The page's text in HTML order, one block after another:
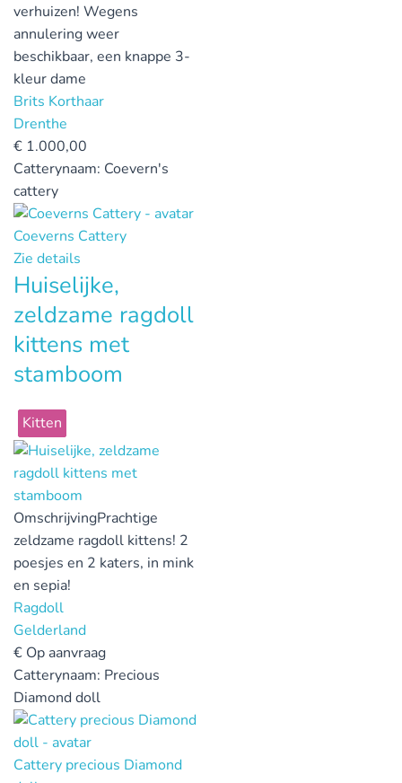
verhuizen! Wegens
annulering weer
beschikbaar, een knappe 3-
kleur dame
Brits Korthaar
Drenthe
€ 1.000,00
Catterynaam: Coevern's
cattery
Coeverns Cattery
Zie details
Huiselijke,
zeldzame ragdoll
kittens met
stamboom
Kitten
OmschrijvingPrachtige
zeldzame ragdoll kittens! 2
poesjes en 2 katers, in mink
en sepia!
Ragdoll
Gelderland
€ Op aanvraag
Catterynaam: Precious
Diamond doll
Cattery precious Diamond